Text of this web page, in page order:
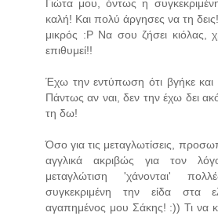
Γιώτα μου, όντως η
καλή! Και πολύ άργησες να τη
μικρός :Ρ Να σου ζήσει κιόλας,
επιθυμεί!!
Έχω την εντύπωση ότι βγήκε
Πάντως αν ναι, δεν την έχω δει
τη δω!
Όσο για τις μεταγλωτίσεις,
αγγλικά ακριβώς για τον
μεταγλώτιση 'χάνονται'
συγκεκριμένη την είδα στα
αγαπημένος μου Σάκης! :)) Τι να